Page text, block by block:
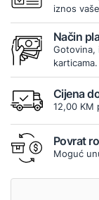
iznos
Način
Gotovina,
karticama.
Cijena
12,00 KM
Povrat
Moguć